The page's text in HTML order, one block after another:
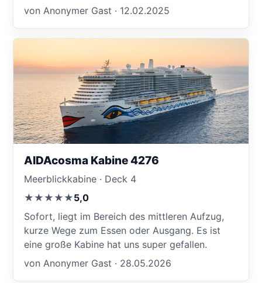
von Anonymer Gast · 12.02.2025
AIDAcosma Kabine 4276
Meerblickkabine · Deck 4
★★★★★5,0
Sofort, liegt im Bereich des mittleren Aufzug,
kurze Wege zum Essen oder Ausgang. Es ist
eine große Kabine hat uns super gefallen.
von Anonymer Gast · 28.05.2026